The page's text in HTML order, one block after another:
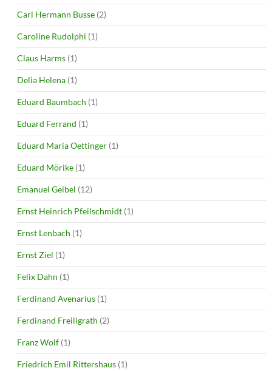
Carl Hermann Busse (2)
Caroline Rudolphi (1)
Claus Harms (1)
Delia Helena (1)
Eduard Baumbach (1)
Eduard Ferrand (1)
Eduard Maria Oettinger (1)
Eduard Mörike (1)
Emanuel Geibel (12)
Ernst Heinrich Pfeilschmidt (1)
Ernst Lenbach (1)
Ernst Ziel (1)
Felix Dahn (1)
Ferdinand Avenarius (1)
Ferdinand Freiligrath (2)
Franz Wolf (1)
Friedrich Emil Rittershaus (1)